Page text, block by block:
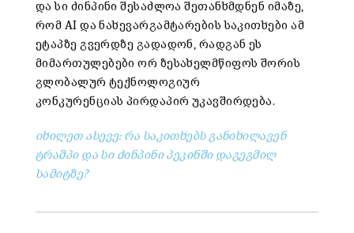
და სი ძინპინი შესაძლოა შეთანხმდნენ იმაზე,
რომ AI და ნახევარგამტარების საკითხები ამ
ეტაპზე გვერდზე გადადონ, რადგან ეს
მიმართულებები ორ ზესახელმწიფოს შორის
გლობალურ ტექნოლოგიურ
კონკურენციას პირდაპირ უკავშირდება.
იხილეთ ასევე: რა საკითხებს განიხილავენ
ტრამპი და სი ძინპინი პეკინში დაგეგმილ
სამიტზე?